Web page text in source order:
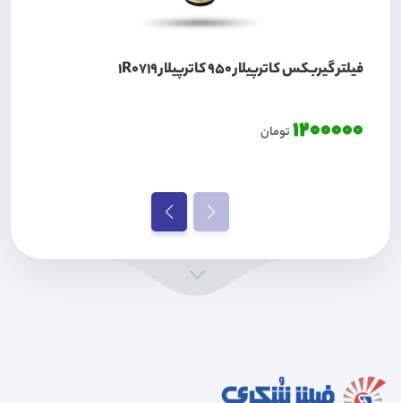
فیلتر گیربکس کاترپیلار 950 کاترپیلار 1R0719
1200000تومان